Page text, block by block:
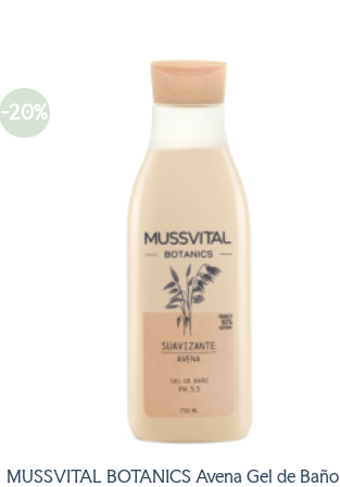
-20%
MUSSVITAL BOTANICS Avena Gel de Baño